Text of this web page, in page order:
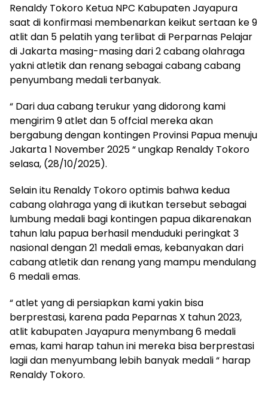
Renaldy Tokoro Ketua NPC Kabupaten Jayapura
saat di konfirmasi membenarkan keikut sertaan ke 9
atlit dan 5 pelatih yang terlibat di Perparnas Pelajar
di Jakarta masing-masing dari 2 cabang olahraga
yakni atletik dan renang sebagai cabang cabang
penyumbang medali terbanyak.
“ Dari dua cabang terukur yang didorong kami
mengirim 9 atlet dan 5 offcial mereka akan
bergabung dengan kontingen Provinsi Papua menuju
Jakarta 1 November 2025 “ ungkap Renaldy Tokoro
selasa, (28/10/2025).
Selain itu Renaldy Tokoro optimis bahwa kedua
cabang olahraga yang di ikutkan tersebut sebagai
lumbung medali bagi kontingen papua dikarenakan
tahun lalu papua berhasil menduduki peringkat 3
nasional dengan 21 medali emas, kebanyakan dari
cabang atletik dan renang yang mampu mendulang
6 medali emas.
“ atlet yang di persiapkan kami yakin bisa
berprestasi, karena pada Peparnas X tahun 2023,
atlit kabupaten Jayapura menymbang 6 medali
emas, kami harap tahun ini mereka bisa berprestasi
lagii dan menyumbang lebih banyak medali “ harap
Renaldy Tokoro.